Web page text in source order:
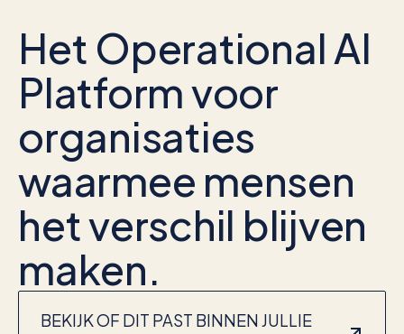
Het Operational AI
Platform voor
organisaties
waarmee mensen
het verschil blijven
maken.
BEKIJK OF DIT PAST BINNEN JULLIE